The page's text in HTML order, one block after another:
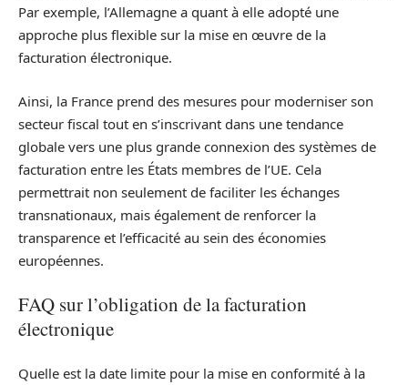
Par exemple, l’Allemagne a quant à elle adopté une
approche plus flexible sur la mise en œuvre de la
facturation électronique.
Ainsi, la France prend des mesures pour moderniser son
secteur fiscal tout en s’inscrivant dans une tendance
globale vers une plus grande connexion des systèmes de
facturation entre les États membres de l’UE. Cela
permettrait non seulement de faciliter les échanges
transnationaux, mais également de renforcer la
transparence et l’efficacité au sein des économies
européennes.
FAQ sur l’obligation de la facturation
électronique
Quelle est la date limite pour la mise en conformité à la